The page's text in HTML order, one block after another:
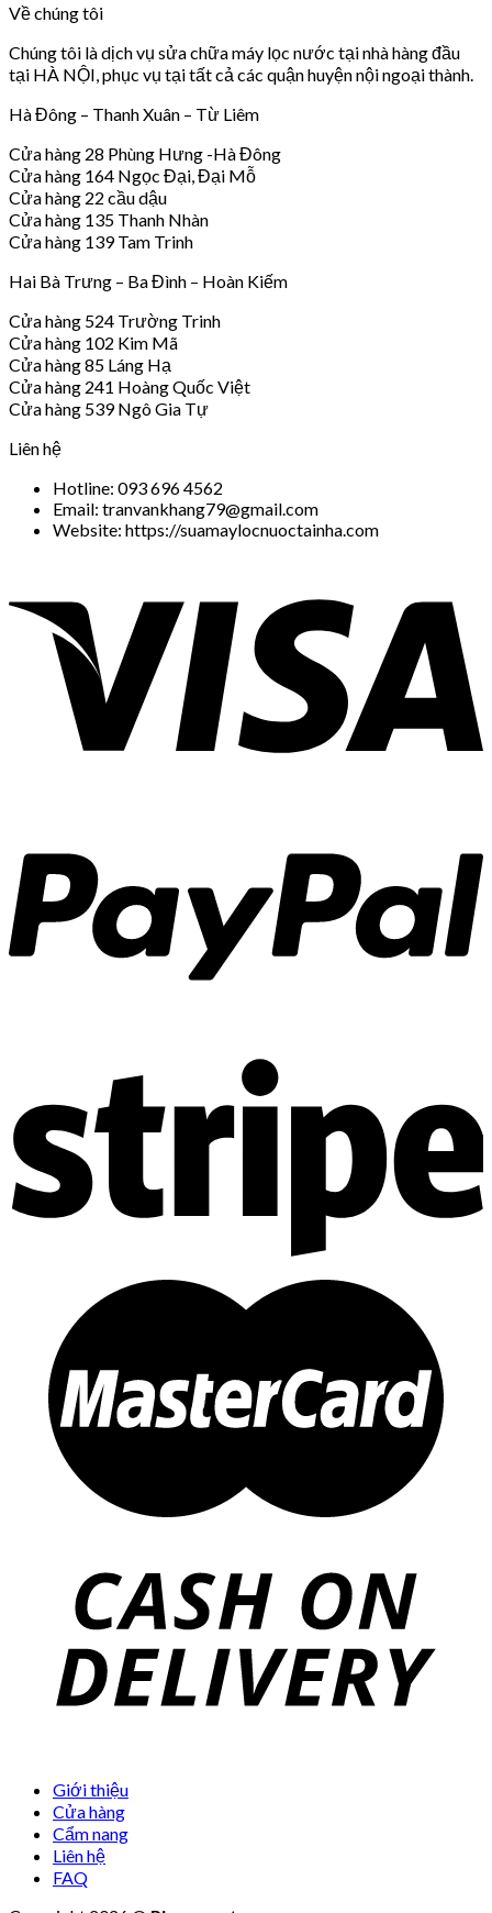
Về chúng tôi
Chúng tôi là dịch vụ sửa chữa máy lọc nước tại nhà hàng đầu
tại HÀ NỘI, phục vụ tại tất cả các quận huyện nội ngoại thành.
Hà Đông – Thanh Xuân – Từ Liêm
Cửa hàng 28 Phùng Hưng -Hà Đông
Cửa hàng 164 Ngọc Đại, Đại Mỗ
Cửa hàng 22 cầu dậu
Cửa hàng 135 Thanh Nhàn
Cửa hàng 139 Tam Trinh
Hai Bà Trưng – Ba Đình – Hoàn Kiếm
Cửa hàng 524 Trường Trinh
Cửa hàng 102 Kim Mã
Cửa hàng 85 Láng Hạ
Cửa hàng 241 Hoàng Quốc Việt
Cửa hàng 539 Ngô Gia Tự
Liên hệ
Hotline: 093 696 4562
Email: tranvankhang79@gmail.com
Website: https://suamaylocnuoctainha.com
Giới thiệu
Cửa hàng
Cẩm nang
Liên hệ
FAQ